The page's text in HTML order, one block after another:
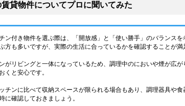
貸物件についてプロに聞いてみた
ン付き物件を選ぶ際は、「開放感」と「使い勝手」のバランス
方も多いですが、実際の生活に合っているかを確認することが満
がリビングと一体になっているため、調理中のにおいや煙が広
くと安心です。
チンに比べて収納スペースが限られる場合もあり、調理器具や
に確認しておきましょう。